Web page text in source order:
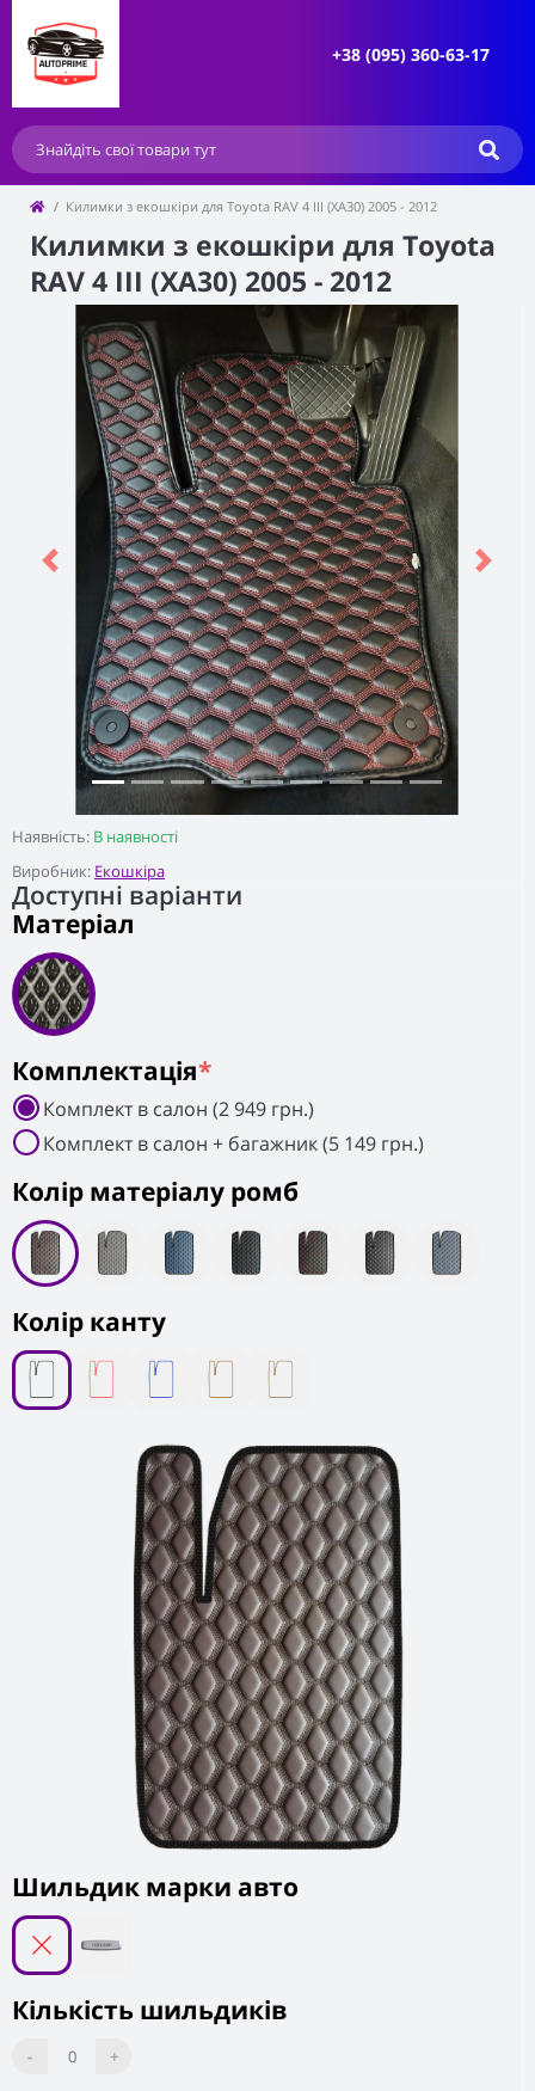
+38 (095) 360-63-17
Килимки з екошкіри для Toyota RAV 4 III (XA30) 2005 - 2012
Килимки з екошкіри для Toyota
RAV 4 III (XA30) 2005 - 2012
Наявність: В наявності
Виробник: Екошкіра
Previous Next
Доступні варіанти
Матеріал
Колiр матеріалу ромб
Колір канту
Шильдик марки авто
Кількість шильдиків
- 0 +
Комплектація*
Комплект в салон (2 949 грн.)
Комплект в салон + багажник (5 149 грн.)